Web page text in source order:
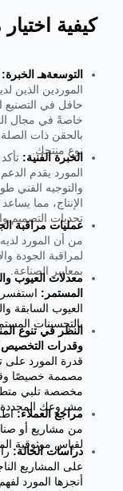
كيفية
التوسعةهـ الخبرة:
الموردين الذين
حافل في التصنيع
خاصةً في مجال
بالحقن ذات الصلة
نوع منتجك.
الخبرة الفنية: تأكد
المورد يقدم الدعم
والتوجيه الفني
الإنتاج، مما يساعد
تحديات التصميم
عمليات مراقبة
من أن المورد لديه
لمراقبة الجودة
بمعايير الصناعة.
معدلات العيوب
المستمر:استفسر
العيوب السابقة
بالتحسينات
النظر في تنوع
وقدرات التخصيص:
قدرة المورد على
مصممة خصيصًا
مخصصة تلبي
مشروعك المحددة.
مراجع العملاء:
من مشاريع أو
لقياس موثوقية
دراسات الحالة:راجع
على المشاريع
أنجزها المورد لفهم